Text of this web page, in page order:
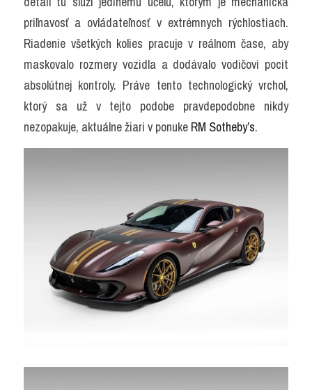
priľnavosť a ovládateľnosť v extrémnych rýchlostiach.
Riadenie všetkých kolies pracuje v reálnom čase, aby
maskovalo rozmery vozidla a dodávalo vodičovi pocit
absolútnej kontroly. Práve tento technologický vrchol,
ktorý sa už v tejto podobe pravdepodobne nikdy
nezopakuje, aktuálne žiari v ponuke RM Sotheby’s.